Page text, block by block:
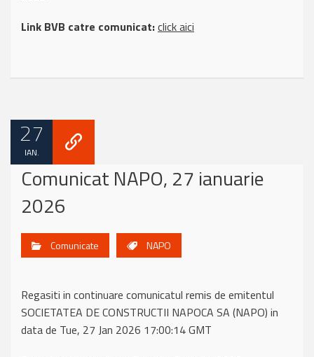
Link BVB catre comunicat:click aici
27
IAN.
Comunicat NAPO, 27 ianuarie
2026
Comunicate NAPO
Regasiti in continuare comunicatul remis de emitentul
SOCIETATEA DE CONSTRUCTII NAPOCA SA (NAPO) in
data de Tue, 27 Jan 2026 17:00:14 GMT